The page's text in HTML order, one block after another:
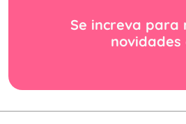
Se increva para